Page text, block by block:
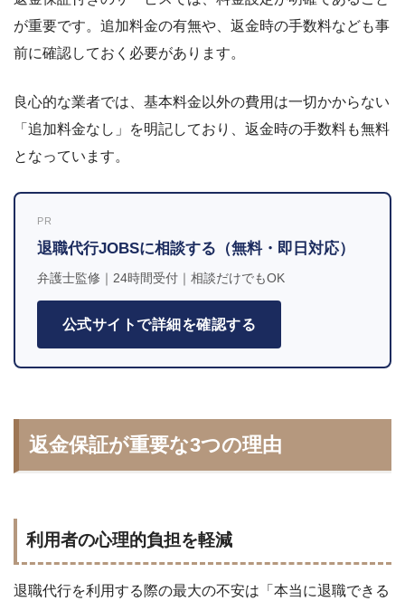
が重要です。追加料金の有無や、返金時の手数料なども事
前に確認しておく必要があります。
良心的な業者では、基本料金以外の費用は一切かからない
「追加料金なし」を明記しており、返金時の手数料も無料
となっています。
PR
退職代行JOBSに相談する（無料・即日対応）
弁護士監修｜24時間受付｜相談だけでもOK
公式サイトで詳細を確認する
返金保証が重要な3つの理由
利用者の心理的負担を軽減
退職代行を利用する際の最大の不安は「本当に退職できる